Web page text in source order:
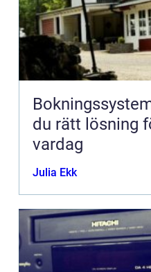
Bokningssystem
du rätt lösning
vardag
Julia Ekk